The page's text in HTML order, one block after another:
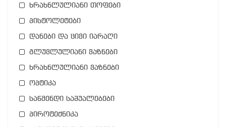
ხრახნლულიანი თოფები
პისტოლეტები
დანები და ცივი იარაღი
გლუვლულიანი ვაზნები
ხრახნლულიანი ვაზნები
ოპტიკა
საწმენდი საშუალებები
პიროტექნიკა